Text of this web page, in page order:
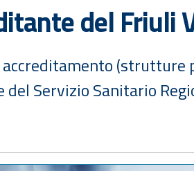
del Friuli
(strutture
Servizio Sanitario